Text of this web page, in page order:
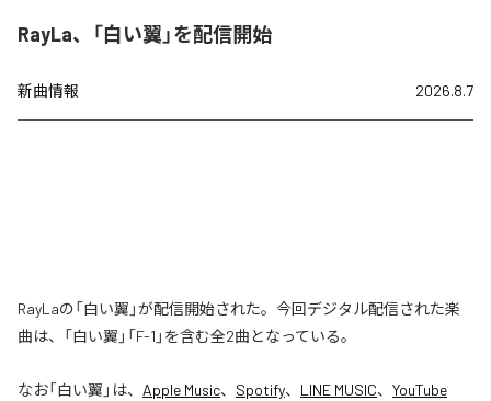
RayLa、「白い翼」を配信開始
新曲情報 2026.8.7
RayLaの「白い翼」が配信開始された。今回デジタル配信された楽
曲は、「白い翼」「F-1」を含む全2曲となっている。
なお「白い翼 」は、 Apple Music、 Spotify、 LINE MUSIC、 YouTube